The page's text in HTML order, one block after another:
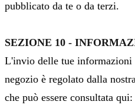
pubblicato da te o da terzi.
SEZIONE 10 -
L'invio delle tue informazioni
negozio è regolato dalla
che può essere consultata